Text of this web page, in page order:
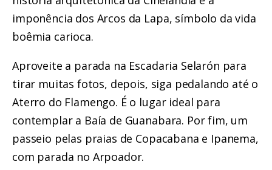
imponência dos Arcos da Lapa, símbolo da vida
boêmia carioca.
Aproveite a parada na Escadaria Selarón para
tirar muitas fotos, depois, siga pedalando até o
Aterro do Flamengo. É o lugar ideal para
contemplar a Baía de Guanabara. Por fim, um
passeio pelas praias de Copacabana e Ipanema,
com parada no Arpoador.